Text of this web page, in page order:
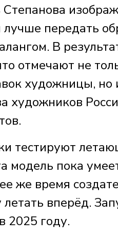
передать
В
отмечают не
художницы,
художников
тестируют
модель пока
же время
вперёд.
2025 году.